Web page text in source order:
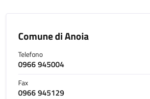
Comune di Anoia
Telefono
0966 945004
Fax
0966 945129